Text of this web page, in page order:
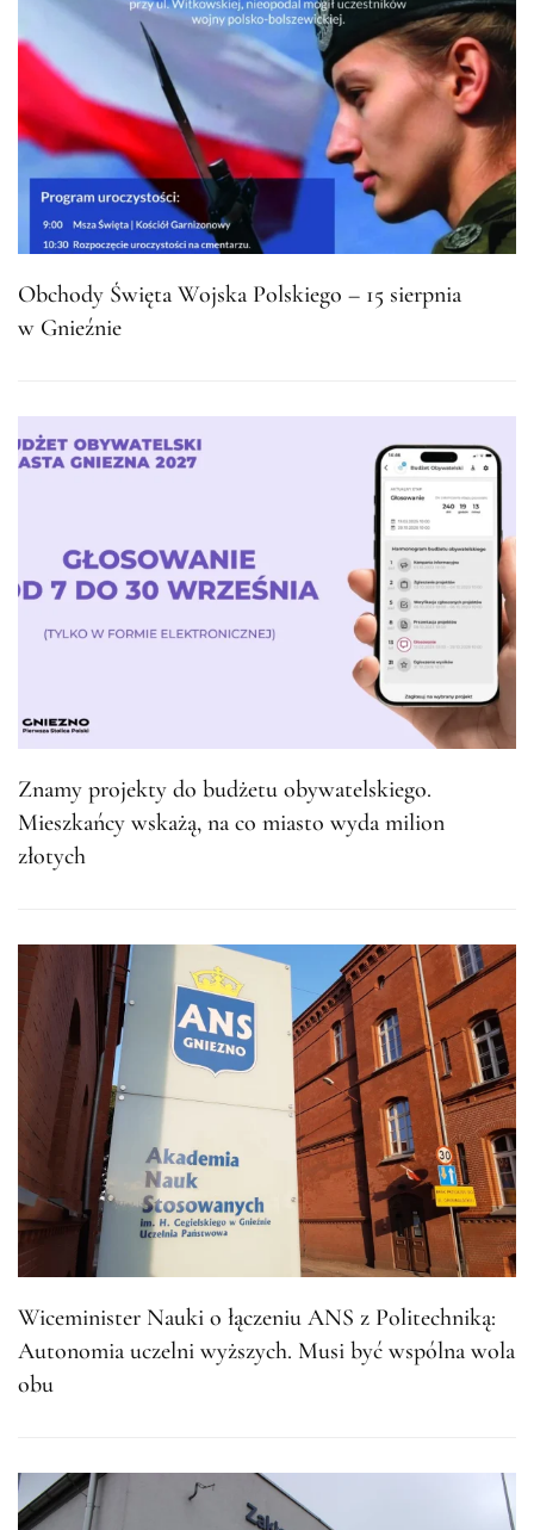
Obchody Święta Wojska Polskiego – 15 sierpnia
w Gnieźnie
Znamy projekty do budżetu obywatelskiego.
Mieszkańcy wskażą, na co miasto wyda milion
złotych
Wiceminister Nauki o łączeniu ANS z Politechniką:
Autonomia uczelni wyższych. Musi być wspólna wola
obu